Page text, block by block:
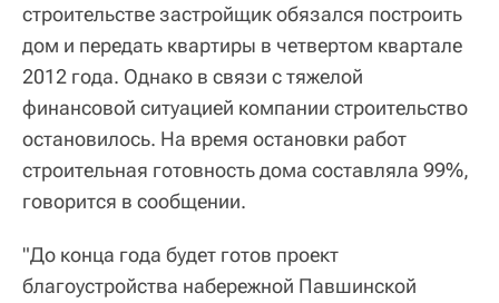
строительстве застройщик обязался построить
дом и передать квартиры в четвертом квартале
2012 года. Однако в связи с тяжелой
финансовой ситуацией компании строительство
остановилось. На время остановки работ
строительная готовность дома составляла 99%,
говорится в сообщении.
"До конца года будет готов проект
благоустройства набережной Павшинской